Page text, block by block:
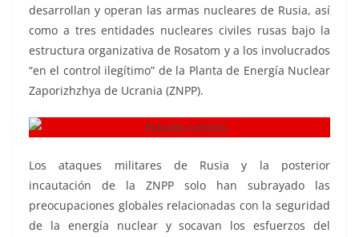
desarrollan y operan las armas nucleares de Rusia, así
como a tres entidades nucleares civiles rusas bajo la
estructura organizativa de Rosatom y a los involucrados
“en el control ilegítimo” de la Planta de Energía Nuclear
Zaporizhzhya de Ucrania (ZNPP).
Los ataques militares de Rusia y la posterior
incautación de la ZNPP solo han subrayado las
preocupaciones globales relacionadas con la seguridad
de la energía nuclear y socavan los esfuerzos del